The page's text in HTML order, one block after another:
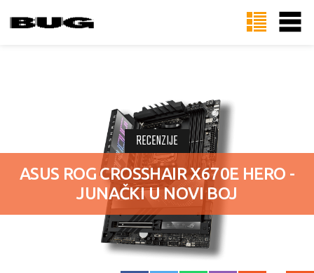
RECENZIJE
ASUS ROG CROSSHAIR X670E HERO -
JUNAČKI U NOVI BOJ